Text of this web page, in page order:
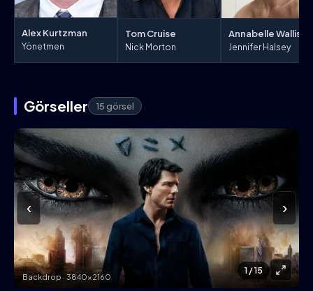
Alex Kurtzman
Yönetmen
Tom Cruise
Nick Morton
Annabelle Wallis
Jennifer Halsey
Görseller 15 görsel
‹
Backdrop · 3840×2160
›
1 / 15